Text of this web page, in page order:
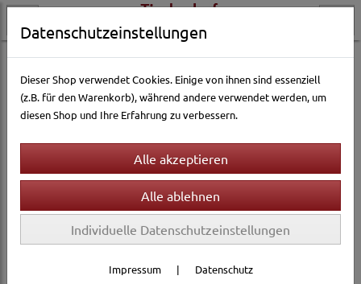
Hundewelt Hundetrockenfutter Wolfsblut
Sortierung wählen
Filter
Datenschutzeinstellungen
Dieser Shop verwendet Cookies. Einige von ihnen sind essenziell
(z.B. für den Warenkorb), während andere verwendet werden, um
diesen Shop und Ihre Erfahrung zu verbessern.
Individuelle Datenschutzeinstellungen
Impressum | Datenschutz